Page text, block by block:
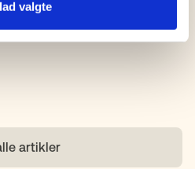
valgte
artikler